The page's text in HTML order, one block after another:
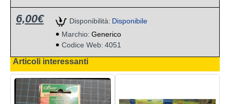
6,00€ Disponibilità: Disponibile
Marchio: Generico
Codice Web: 4051
Articoli interessanti